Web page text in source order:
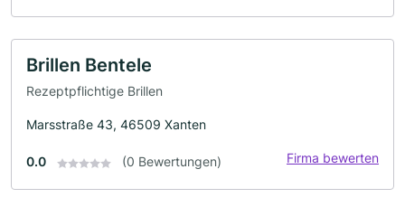
Brillen Bentele
Rezeptpflichtige Brillen
Marsstraße 43, 46509 Xanten
0.0 (0 Bewertungen) Firma bewerten